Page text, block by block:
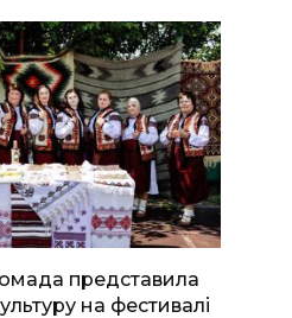
представила
на фестивалі